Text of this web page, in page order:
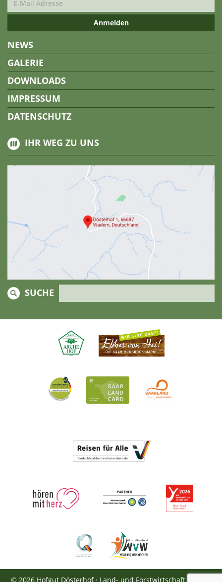
NEWS
GALERIE
DOWNLOADS
IMPRESSUM
DATENSCHUTZ
IHR WEG ZU UNS
SUCHE
© 2026 Hofgut Dösterhof · Land- und Forstwirtschaft · 66687